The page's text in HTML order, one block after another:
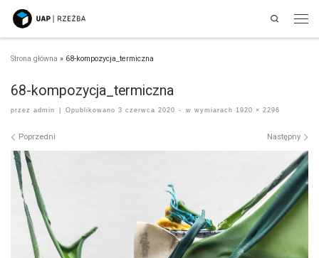
Przejdź do treści
Search
Strona główna » 68-kompozycja_termiczna
68-kompozycja_termiczna
przez admin Opublikowano 3 czerwca 2020 - w wymiarach 1920 × 2296
Nawigacja po obrazach
Poprzedni Następny